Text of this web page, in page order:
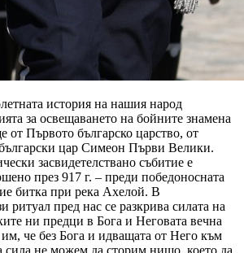
история на нашия народ
за освещаването на бойните знамена
от Първото българско царство, от
цар Симеон Първи Велики.
засвидетелствано събитие е
през 917 г. – преди победоносната
битка при река Ахелой. В
ритуал пред нас се разкрива силата на
ни предци в Бога и Неговата вечна
им, че без Бога и идващата от Него към
сила не можем да сторим нищо, което да